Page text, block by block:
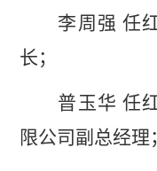
李周强 任
长；
普玉华 任
限公司副总经理